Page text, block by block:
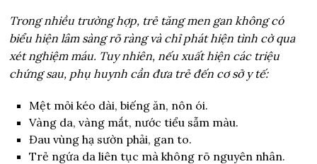
Trong nhiều trường hợp, trẻ tăng men gan không có
biểu hiện lâm sàng rõ ràng và chỉ phát hiện tình cờ qua
xét nghiệm máu. Tuy nhiên, nếu xuất hiện các triệu
chứng sau, phụ huynh cần đưa trẻ đến cơ sở y tế:
Mệt mỏi kéo dài, biếng ăn, nôn ói.
Vàng da, vàng mắt, nước tiểu sẫm màu.
Đau vùng hạ sườn phải, gan to.
Trẻ ngứa da liên tục mà không rõ nguyên nhân.